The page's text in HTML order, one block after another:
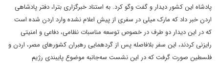
پادشاه این کشور دیدار و گفت وگو کرد. به استناد خبرگزاری بترا، دفتر پادشاهی
اردن خبر داد که مارک میلی در سفری از پیش اعلام نشده وارد اردن شده است
که در این دیدار دو طرف در خصوص توسعه مناسبات نظامی، دفاعی و امنیتی
رایزنی کردند، این سفر بلافاصله پس از گردهمایی رهبران کشورهای مصر، اردن و
فلسطین صورت گرفت که در این نشست سه‌جانبه موضوع پایبندی رژیم